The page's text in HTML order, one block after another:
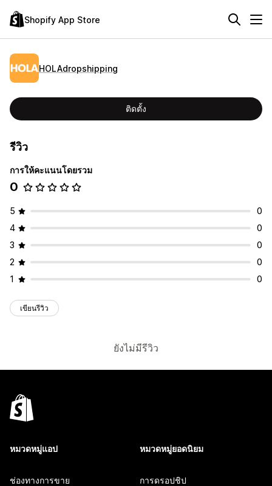
Shopify App Store
HOLAdropshipping
ติดตั้ง
รีวิว
การให้คะแนนโดยรวม
0
5
0
4
0
3
0
2
0
1
0
เขียนรีวิว
ยังไม่มีรีวิว
หมวดหมู่แอป
ช่องทางการขาย
หมวดหมู่ยอดนิยม
การดรอปชิป